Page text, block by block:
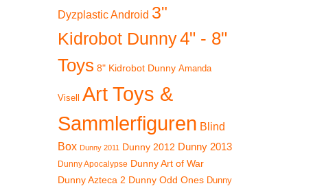
Dyzplastic Android 3"
Kidrobot Dunny4" - 8"
Toys 8" Kidrobot Dunny Amanda
Visell
Art Toys &
Sammlerfiguren Blind
Box Dunny 2011 Dunny 2012 Dunny 2013
Dunny Apocalypse Dunny Art of War
Dunny Azteca 2 Dunny Odd Ones Dunny